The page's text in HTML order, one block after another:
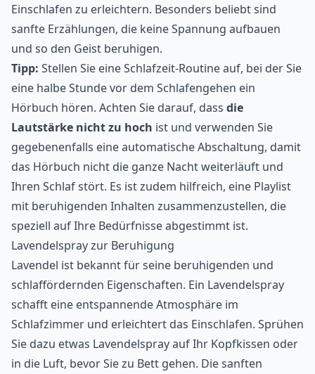
Einschlafen zu erleichtern. Besonders beliebt sind
sanfte Erzählungen, die keine Spannung aufbauen
und so den Geist beruhigen.
Tipp: Stellen Sie eine Schlafzeit-Routine auf, bei der Sie
eine halbe Stunde vor dem Schlafengehen ein
Hörbuch hören. Achten Sie darauf, dass die
Lautstärke nicht zu hoch ist und verwenden Sie
gegebenenfalls eine automatische Abschaltung, damit
das Hörbuch nicht die ganze Nacht weiterläuft und
Ihren Schlaf stört. Es ist zudem hilfreich, eine Playlist
mit beruhigenden Inhalten zusammenzustellen, die
speziell auf Ihre Bedürfnisse abgestimmt ist.
Lavendelspray zur Beruhigung
Lavendel ist bekannt für seine beruhigenden und
schlaffördernden Eigenschaften. Ein Lavendelspray
schafft eine entspannende Atmosphäre im
Schlafzimmer und erleichtert das Einschlafen. Sprühen
Sie dazu etwas Lavendelspray auf Ihr Kopfkissen oder
in die Luft, bevor Sie zu Bett gehen. Die sanften